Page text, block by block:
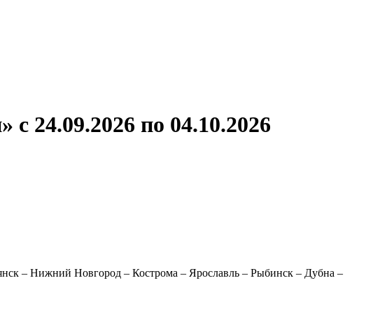
24.09.2026 по 04.10.2026
– Нижний Новгород – Кострома – Ярославль – Рыбинск – Дубна –